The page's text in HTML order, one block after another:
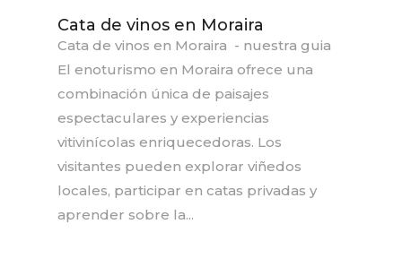
Cata de vinos en Moraira
Cata de vinos en Moraira - nuestra guia
El enoturismo en Moraira ofrece una
combinación única de paisajes
espectaculares y experiencias
vitivinícolas enriquecedoras. Los
visitantes pueden explorar viñedos
locales, participar en catas privadas y
aprender sobre la...